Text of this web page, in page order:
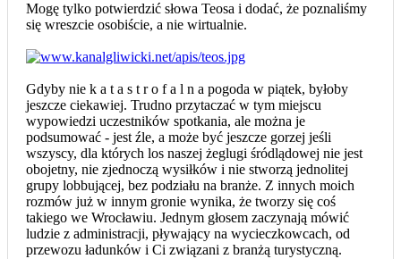
Mogę tylko potwierdzić słowa Teosa i dodać, że poznaliśmy
się wreszcie osobiście, a nie wirtualnie.
Gdyby nie k a t a s t r o f a l n a pogoda w piątek, byłoby
jeszcze ciekawiej. Trudno przytaczać w tym miejscu
wypowiedzi uczestników spotkania, ale można je
podsumować - jest źle, a może być jeszcze gorzej jeśli
wszyscy, dla których los naszej żeglugi śródlądowej nie jest
obojetny, nie zjednoczą wysiłków i nie stworzą jednolitej
grupy lobbującej, bez podziału na branże. Z innych moich
rozmów już w innym gronie wynika, że tworzy się coś
takiego we Wrocławiu. Jednym głosem zaczynają mówić
ludzie z administracji, pływający na wycieczkowcach, od
przewozu ładunków i Ci związani z branżą turystyczną.